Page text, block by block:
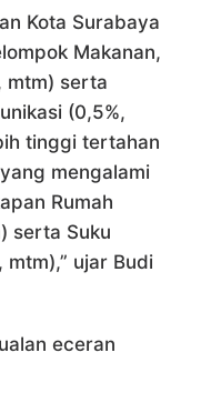
Kota Surabaya
Makanan,
mtm) serta
(0,5%,
tinggi tertahan
mengalami
Rumah
serta Suku
ujar Budi
eceran